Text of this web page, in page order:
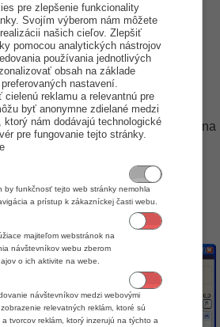
kliknutím na úkon
skladu, kde kliknite do okienka
Enter. Zobrazí sa adresár, kde
chcete urobiť výdajku, a kliknutím na
pre výdajku. Najčastejšie sa
jednou organizáciou, alebo iba
Tieto druhy je možné editovať v
pre zlepšenie funkcionality
Svojím výberom nám môžete
našich cieľov. Zlepšiť
pomocou analytických nástrojov
používania jednotlivých
obsah na základe
nastavení.
cielenú reklamu a relevantnú pre
byť anonymne zdielané medzi
ktorý nám dodávajú technologické
pre fungovanie tejto stránky.
by funkčnosť tejto web stránky nemohla
a prístup k zákazníckej časti webu.
majiteľom webstránok na
návštevníkov webu zberom
o ich aktivite na webe.
návštevníkov medzi webovými
relevatných reklám, ktoré sú
tvorcov reklám, ktorý inzerujú na týchto a